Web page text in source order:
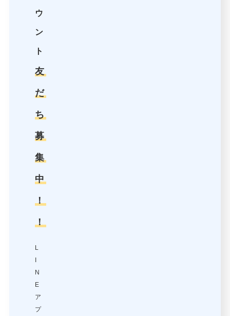
ウ
ン
ト
友
だ
ち
募
集
中
！
！
L
N
E
ア
プ